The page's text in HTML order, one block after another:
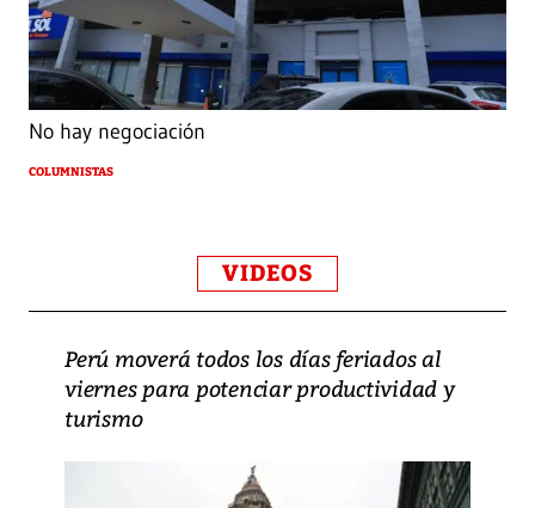
No hay negociación
COLUMNISTAS
VIDEOS
Perú moverá todos los días feriados al
viernes para potenciar productividad y
turismo